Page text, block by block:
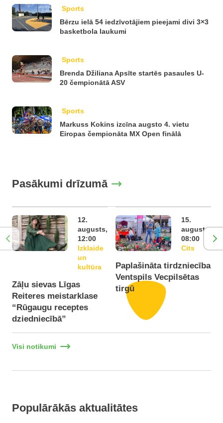
Sports
Bērzu ielā 54 iedzīvotājiem pieejami divi 3×3
basketbola laukumi
Sports
Brenda Džiliana Apsīte startēs pasaules U-
20 čempionātā ASV
Sports
Markuss Kokins izcīna augsto 4. vietu
Eiropas čempionāta MX Open finālā
Pasākumi drīzumā
12.
augusts,
12:00
Izklaide
un
kultūra
Zāļu sievas Līgas
Reiteres meistarklase
“Rūgaugu receptes
dziedniecībā”
15.
augusts,
08:00
Cits
Paplašināta tirdzniecība
Ventspils Vecpilsētas
tirgū
Visi notikumi
Populārākās aktualitātes